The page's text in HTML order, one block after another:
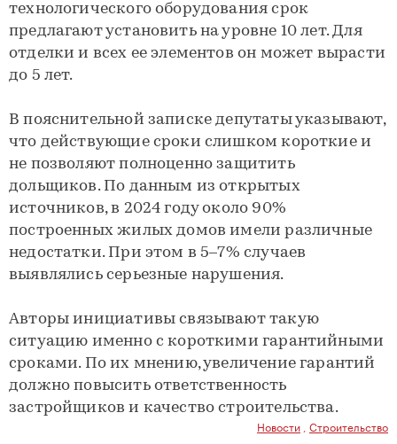
технологического оборудования срок
предлагают установить на уровне 10 лет. Для
отделки и всех ее элементов он может вырасти
до 5 лет.
В пояснительной записке депутаты указывают,
что действующие сроки слишком короткие и
не позволяют полноценно защитить
дольщиков. По данным из открытых
источников, в 2024 году около 90%
построенных жилых домов имели различные
недостатки. При этом в 5–7% случаев
выявлялись серьезные нарушения.
Авторы инициативы связывают такую
ситуацию именно с короткими гарантийными
сроками. По их мнению, увеличение гарантий
должно повысить ответственность
застройщиков и качество строительства.
Новости Строительство